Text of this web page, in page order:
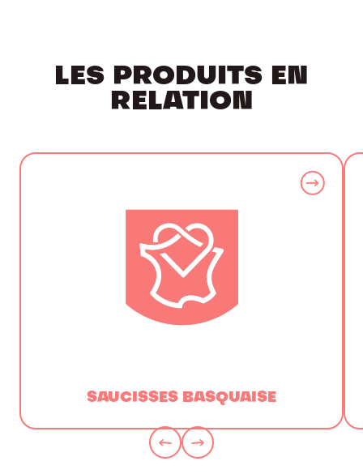
LES PRODUITS EN
RELATION
SAUCISSES BASQUAISE